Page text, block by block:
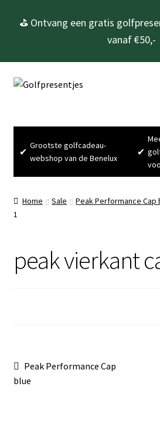
⛳ Ontvang een gratis
vanaf €50,-
Ga
navigatie
Ga
inhoud
Golfcadeau’s
Golfbenodigdheden
Gadgets
Sale
✔
Grootste golfcadeau-
webshop van de Benelux
✔
Home Sale Peak Performance Cap
1
peak vierkant
Bericht
navigatie
Vorig
bericht:
Peak Performance Cap
blue